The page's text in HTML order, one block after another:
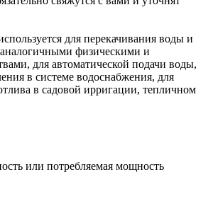
для перекачивания воды и
физическими и
для автоматической подачи воды,
в системе водоснабжения, для
в садовой ирригации, тепличном
или потребляемая мощность